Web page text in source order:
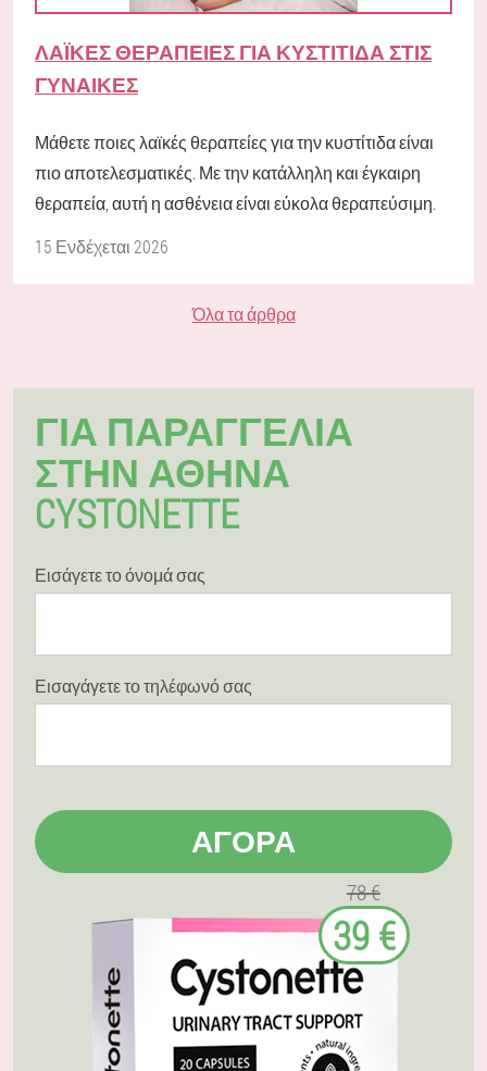
ΛΑΪΚΈΣ ΘΕΡΑΠΕΊΕΣ ΓΙΑ ΚΥΣΤΊΤΙΔΑ ΣΤΙΣ
ΓΥΝΑΊΚΕΣ
Μάθετε ποιες λαϊκές θεραπείες για την κυστίτιδα είναι
πιο αποτελεσματικές. Με την κατάλληλη και έγκαιρη
θεραπεία, αυτή η ασθένεια είναι εύκολα θεραπεύσιμη.
15 Ενδέχεται 2026
Όλα τα άρθρα
ΓΙΑ ΠΑΡΑΓΓΕΛΊΑ
ΣΤΗΝ ΑΘΉΝΑ
CYSTONETTE
Εισάγετε το όνομά σας
Εισαγάγετε το τηλέφωνό σας
ΑΓΟΡΆ
78 €
39 €